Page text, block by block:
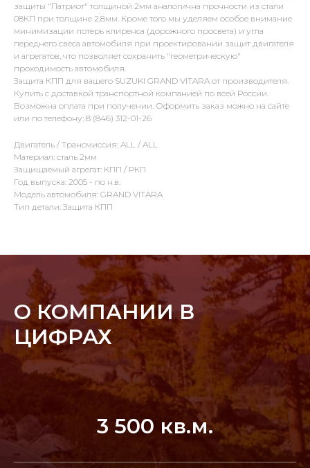
защиты "Патриот" толщиной 2мм аналогична прочности из стали
08КП при толщине 2,8мм. Кроме того мы уделяем особое внимание
минимизации потерь клиренса (дорожного просвета) и угла
переднего свеса автомобиля при проектировании защит двигателя
и агрегатов, что позволяет сохранить "геометрическую"
проходимость автомобиля.
Защита КПП для вашего SUZUKI GRAND VITARA от производителя.
Купить с доставкой транспортной компанией по всей России.
Возможна оплата при получении. Оформить заказ можно на сайте
или по телефону: 8 (846) 312-01-26
Двигатель / Трансмиссия: ALL / ALL
Материал: сталь 2мм
Защищаемый агрегат: КПП / РКП
Год выпуска: 2005 - по н.в.
Модель автомобиля: GRAND VITARA
Тип детали: Защита КПП
О КОМПАНИИ В
ЦИФРАХ
3 500 кв.м.